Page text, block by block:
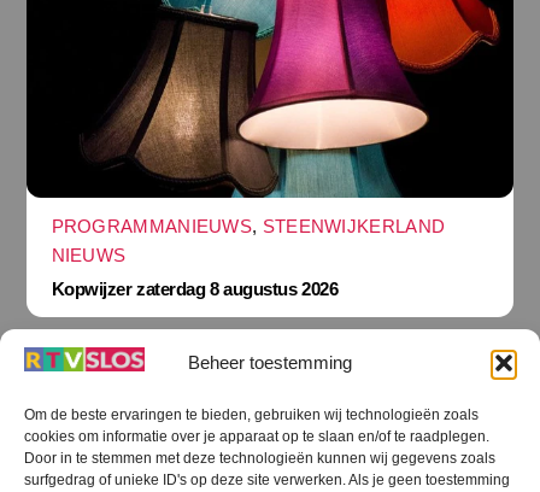
Beheer toestemming
Om de beste ervaringen te bieden, gebruiken wij technologieën zoals
cookies om informatie over je apparaat op te slaan en/of te raadplegen.
Door in te stemmen met deze technologieën kunnen wij gegevens zoals
surfgedrag of unieke ID's op deze site verwerken. Als je geen toestemming
PROGRAMMANIEUWS, STEENWIJKERLAND
NIEUWS
Kopwijzer zaterdag 8 augustus 2026
Terug
naar
boven